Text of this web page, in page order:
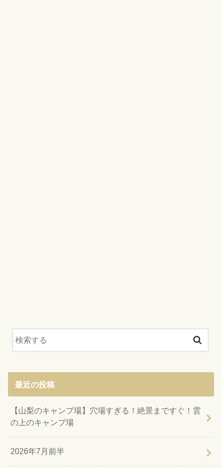
最近の投稿
【山梨のキャンプ場】穴場すぎる！絶景まですぐ！雲
の上のキャンプ場
2026年7月前半